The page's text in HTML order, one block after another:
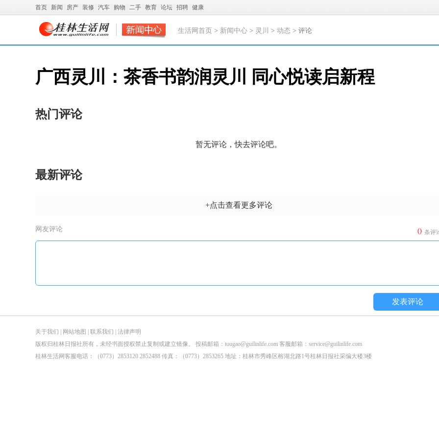
首页 新闻 房产 装修 汽车 购物 二手 教育 论坛 招聘 健康
生活网首页 > 新闻中心 > 灵川 > 动态 > 评论
广西灵川：茶香书韵润灵川 同心悦读启新程
热门评论
暂无评论，快去评论吧。
最新评论
+点击查看更多评论
网友评论 0 条评
发表评论
关于我们 网站地图 联系我们
法律声明
版权归桂林日报社所有，未经书面授权禁止复制或建立镜像。 投稿邮箱：tougao@guilinlife.com 客服邮箱：service@guilinlife.com
桂林生活网客服电话：（0773）2853120 2852488 传真：（0773）2853265 地址：桂林市秀峰区榕湖北路1号桂林日报社采编大楼3楼